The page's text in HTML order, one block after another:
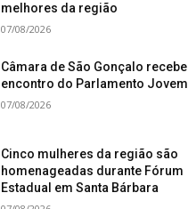
melhores da região
07/08/2026
Câmara de São Gonçalo recebe
encontro do Parlamento Jovem
07/08/2026
Cinco mulheres da região são
homenageadas durante Fórum
Estadual em Santa Bárbara